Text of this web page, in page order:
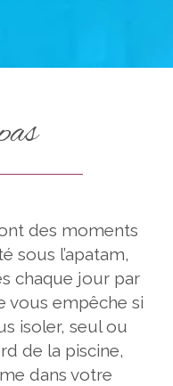
des moments
sous l’apatam,
chaque jour par
vous empêche si
isoler, seul ou
de la piscine,
dans votre